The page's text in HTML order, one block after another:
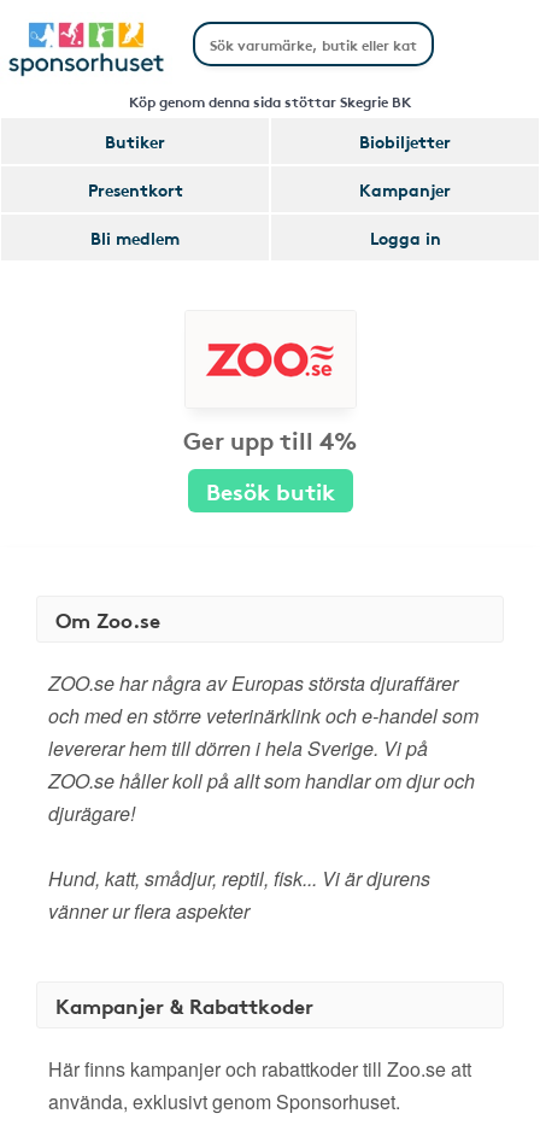
Köp genom denna sida stöttar Skegrie BK
Butiker
Biobiljetter
Presentkort
Kampanjer
Bli medlem
Logga in
Ger upp till 4%
Besök butik
Om Zoo.se
ZOO.se har några av Europas största djuraffärer
och med en större veterinärklink och e-handel som
levererar hem till dörren i hela Sverige. Vi på
ZOO.se håller koll på allt som handlar om djur och
djurägare!
Hund, katt, smådjur, reptil, fisk... Vi är djurens
vänner ur flera aspekter
Kampanjer & Rabattkoder
Här finns kampanjer och rabattkoder till Zoo.se att
använda, exklusivt genom Sponsorhuset.